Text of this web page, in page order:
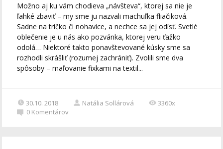
Možno aj ku vám chodieva „návšteva“, ktorej sa nie je
ľahké zbaviť – my sme ju nazvali machuľka fliačiková.
Sadne na tričko či nohavice, a nechce sa jej odísť. Svetlé
oblečenie je u nás ako pozvánka, ktorej veru ťažko
odolá… Niektoré takto ponavštevované kúsky sme sa
rozhodli skrášliť (rozumej zachrániť). Zvolili sme dva
spôsoby – maľovanie fixkami na textil...
30.10. 2018 Natália Sollárová
3360x
0 Komentárov